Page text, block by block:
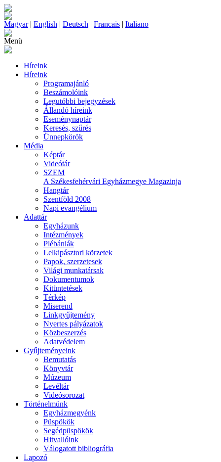
Magyar| English | Deutsch | Francais | Italiano
Menü
Híreink
Híreink
Programajánló
Beszámolóink
Legutóbbi bejegyzések
Állandó híreink
Eseménynaptár
Keresés, szűrés
Ünnepkörök
Média
Képtár
Videótár
SZEM
A Székesfehérvári Egyházmegye Magazinja
Hangtár
Szentföld 2008
Napi evangélium
Adattár
Egyházunk
Intézmények
Plébániák
Lelkipásztori körzetek
Papok, szerzetesek
Világi munkatársak
Dokumentumok
Kitüntetések
Térkép
Miserend
Linkgyűjtemény
Nyertes pályázatok
Közbeszerzés
Adatvédelem
Gyűjteményeink
Bemutatás
Könyvtár
Múzeum
Levéltár
Videósorozat
Történelmünk
Egyházmegyénk
Püspökök
Segédpüspökök
Hitvallóink
Válogatott bibliográfia
Lapozó